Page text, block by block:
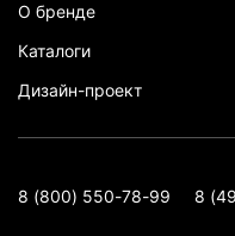
О бренде
Каталоги
Дизайн-проект
8 (800) 550-78-99 8